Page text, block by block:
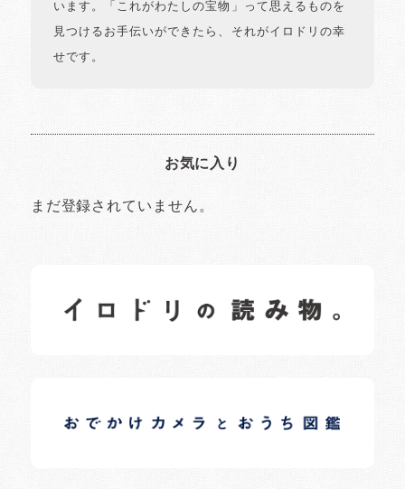
います。「これがわたしの宝物」って思えるものを
見つけるお手伝いができたら、それがイロドリの幸
せです。
お気に入り
まだ登録されていません。
日常の様子など随時更新中です。
日常の様子など随時更新中です。